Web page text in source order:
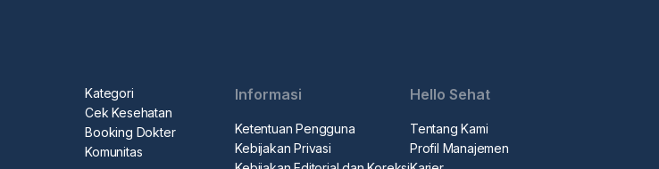
Kategori
Cek Kesehatan
Booking Dokter
Komunitas
Informasi
Ketentuan Pengguna
Kebijakan Privasi
Hello Sehat
Tentang Kami
Profil Manajemen